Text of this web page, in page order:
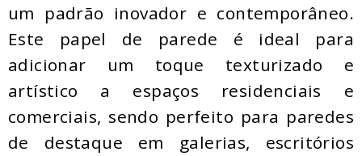
um padrão inovador e contemporâneo.
Este papel de parede é ideal para
adicionar um toque texturizado e
artístico a espaços residenciais e
comerciais, sendo perfeito para paredes
de destaque em galerias, escritórios